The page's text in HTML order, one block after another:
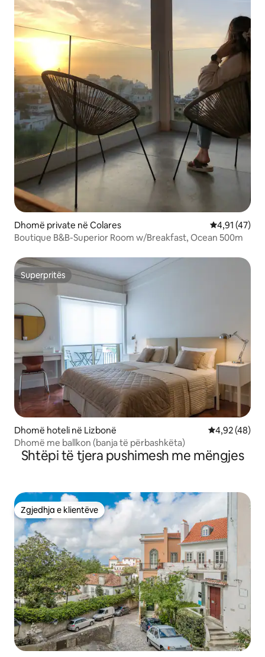
Dhomë private në Colares Vlerësimi
4,91 (47)
Boutique B&B-Superior Room w/Breakfast, Ocean 500m
Superpritës
Superpritës
Dhomë hoteli në Lizbonë Vlerësimi
4,92 (48)
Dhomë me ballkon (banja të përbashkëta)
Shtëpi të tjera pushimesh me mëngjes
Zgjedhja e klientëve
Zgjedhja e klientëve